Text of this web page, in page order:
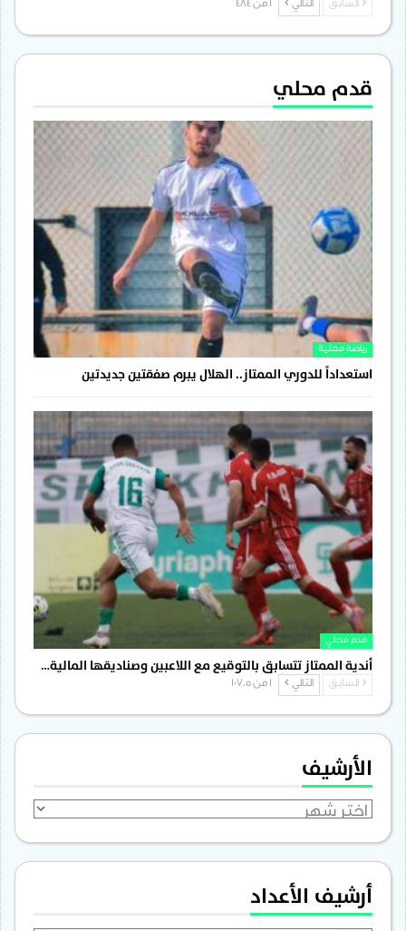
السابق التالي
قدم محلي
رياضة محلية
استعداداً للدوري الممتاز.. الهلال يبرم صفقتين جديدتين
قدم محلي
أندية الممتاز تتسابق بالتوقيع مع اللاعبين وصناديقها المالية…
السابق التالي
الأرشيف
الأرشيف
أرشيف الأعداد